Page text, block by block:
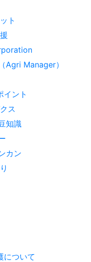
ト
Agri Manager）
イント
ス
知識
カン
について